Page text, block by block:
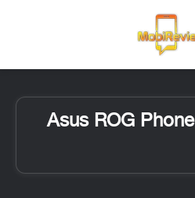
سعر ومواصفات Asus ROG Phone